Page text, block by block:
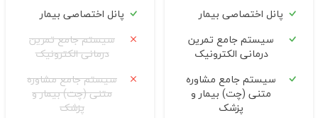
پانل اختصاصی بیمار
سیستم جامع تمرین
درمانی الکترونیک
سیستم جامع مشاوره
متنی (چت) بیمار و
پزشک
پانل اختصاصی بیمار
سیستم جامع تمرین
درمانی الکترونیک
سیستم جامع مشاوره
متنی (چت) بیمار و
پزشک